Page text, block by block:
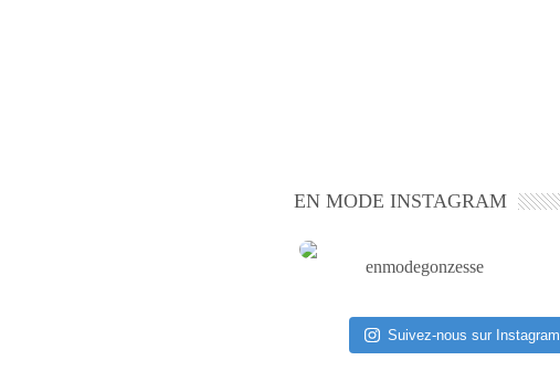
EN MODE INSTAGRAM
enmodegonzesse
Suivez-nous sur Instagram